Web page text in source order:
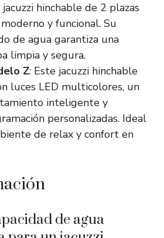
hinchable de 2 plazas
y funcional. Su
de agua garantiza una
limpia y segura.
Z: Este jacuzzi hinchable
luces LED multicolores, un
inteligente y
personalizadas. Ideal
de relax y confort en
de agua